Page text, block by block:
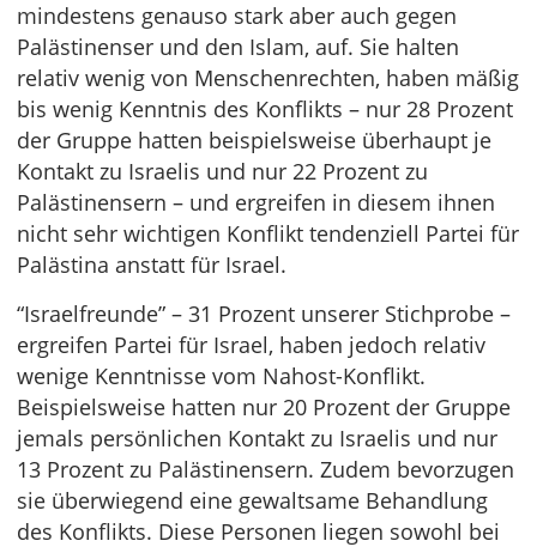
mindestens genauso stark aber auch gegen
Palästinenser und den Islam, auf. Sie halten
relativ wenig von Menschenrechten, haben mäßig
bis wenig Kenntnis des Konflikts – nur 28 Prozent
der Gruppe hatten beispielsweise überhaupt je
Kontakt zu Israelis und nur 22 Prozent zu
Palästinensern – und ergreifen in diesem ihnen
nicht sehr wichtigen Konflikt tendenziell Partei für
Palästina anstatt für Israel.
“Israelfreunde” – 31 Prozent unserer Stichprobe –
ergreifen Partei für Israel, haben jedoch relativ
wenige Kenntnisse vom Nahost-Konflikt.
Beispielsweise hatten nur 20 Prozent der Gruppe
jemals persönlichen Kontakt zu Israelis und nur
13 Prozent zu Palästinensern. Zudem bevorzugen
sie überwiegend eine gewaltsame Behandlung
des Konflikts. Diese Personen liegen sowohl bei